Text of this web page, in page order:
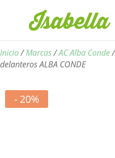
Inicio/Marcas/AC Alba Conde
delanteros ALBA CONDE
- 20%